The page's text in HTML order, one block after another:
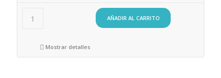
AÑADIR AL CARRITO
Mostrar detalles